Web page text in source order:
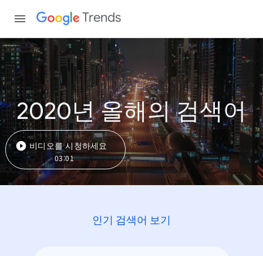
Trends
2020년 올해의 검색어
비디오를 시청하세요
03:01
인기 검색어 보기